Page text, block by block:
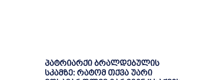
პატრიარქი ბრალდებულის
სკამზე: რატომ თქვა უარი